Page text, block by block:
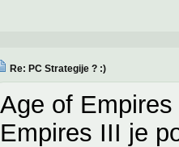
Re: PC Strategije ? :)
Age of
Empires III je